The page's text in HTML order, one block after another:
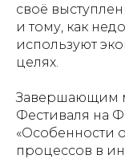
своё
и тому, как
используют
целях.
Завершающим
Фестиваля на
«Особенности
процессов в